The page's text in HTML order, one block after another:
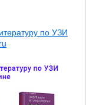
по УЗИ